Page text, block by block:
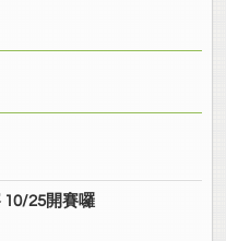
10/25開賽囉